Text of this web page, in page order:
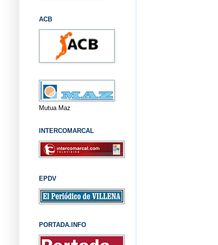
ACB
Mutua Maz
INTERCOMARCAL
EPDV
PORTADA.INFO